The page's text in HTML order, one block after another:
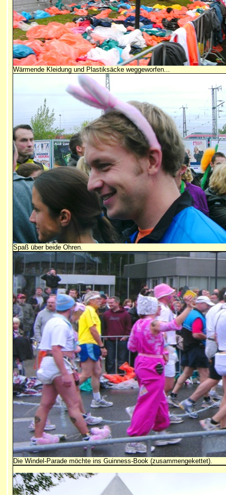
Wärmende Kleidung und Plastiksäcke weggeworfen...
Spaß über beide Ohren.
Die Windel-Parade möchte ins Guinness-Book (zusammengekettet).